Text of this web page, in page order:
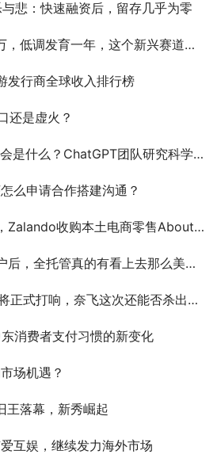
悲：快速融资后，留存几乎为零
调发育一年，这个新兴赛道崛起了？
发行商全球收入排行榜
还是虚火？
？ChatGPT团队研究科学家：算力成本下降
么申请合作搭建沟通？
收购本土电商零售About You反击
，全托管真的有看上去那么美吗？
式打响，奈飞这次还能否杀出重围？
消费者支付习惯的新变化
场机遇？
王落幕，新秀崛起
互娱，继续发力海外市场